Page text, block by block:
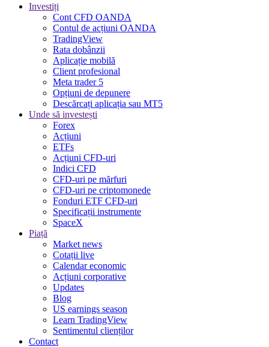
Investiți
Cont CFD OANDA
Contul de acțiuni OANDA
TradingView
Rata dobânzii
Aplicație mobilă
Client profesional
Meta trader 5
Opțiuni de depunere
Descărcați aplicația sau MT5
Unde să investești
Forex
Acțiuni
ETFs
Acțiuni CFD-uri
Indici CFD
CFD-uri pe mărfuri
CFD-uri pe criptomonede
Fonduri ETF CFD-uri
Specificații instrumente
SpaceX
Piață
Market news
Cotații live
Calendar economic
Acțiuni corporative
Updates
Blog
US earnings season
Learn TradingView
Sentimentul clienților
Contact